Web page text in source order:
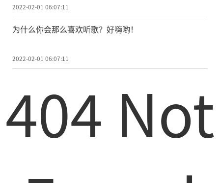
2022-02-01 06:07:11
为什么你会那么喜欢听歌？好嗨哟！
2022-02-01 06:07:11
404 Not